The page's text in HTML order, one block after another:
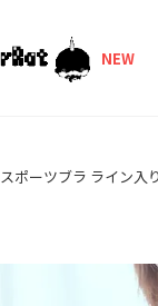
NEW
スポーツブラ ライン入